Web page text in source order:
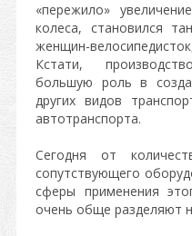
«пережило»
колеса, становился
женщин-
Кстати,
большую роль в
других видов
автотранспорта.
Сегодня от
сопутствующего
сферы применения
очень обще разделяют